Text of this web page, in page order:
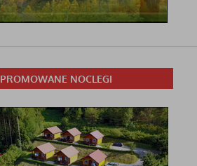
PROMOWANE NOCLEGI